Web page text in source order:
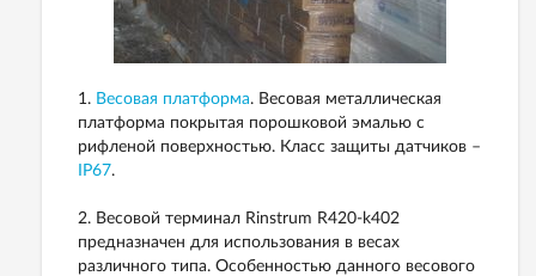
1. Весовая платформа. Весовая металлическая
платформа покрытая порошковой эмалью с
рифленой поверхностью. Класс защиты датчиков –
IP67.
2. Весовой терминал Rinstrum R420-k402
предназначен для использования в весах
различного типа. Особенностью данного весового